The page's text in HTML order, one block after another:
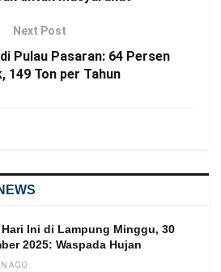
Next Post
Pulau Pasaran: 64 Persen
149 Ton per Tahun
Hari Ini di Lampung Minggu, 30
2025: Waspada Hujan
AGO